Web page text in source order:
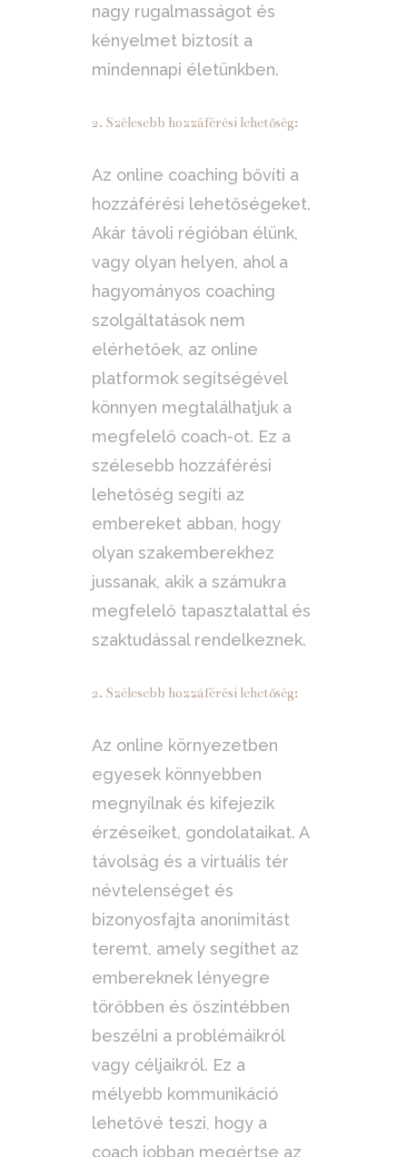
nagy rugalmasságot és
kényelmet biztosít a
mindennapi életünkben.
2. Szélesebb hozzáférési lehetőség:
Az online coaching bővíti a
hozzáférési lehetőségeket.
Akár távoli régióban élünk,
vagy olyan helyen, ahol a
hagyományos coaching
szolgáltatások nem
elérhetőek, az online
platformok segítségével
könnyen megtalálhatjuk a
megfelelő coach-ot. Ez a
szélesebb hozzáférési
lehetőség segíti az
embereket abban, hogy
olyan szakemberekhez
jussanak, akik a számukra
megfelelő tapasztalattal és
szaktudással rendelkeznek.
2. Szélesebb hozzáférési lehetőség:
Az online környezetben
egyesek könnyebben
megnyílnak és kifejezik
érzéseiket, gondolataikat. A
távolság és a virtuális tér
névtelenséget és
bizonyosfajta anonimitást
teremt, amely segíthet az
embereknek lényegre
törőbben és őszintébben
beszélni a problémáikról
vagy céljaikról. Ez a
mélyebb kommunikáció
lehetővé teszi, hogy a
coach jobban megértse az